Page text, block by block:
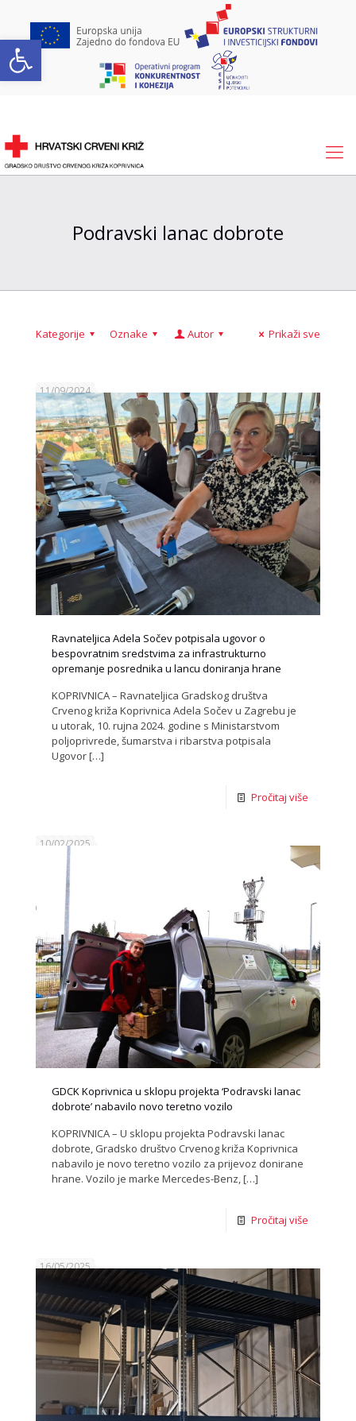
Open toolbar
Podravski lanac dobrote
Kategorije Oznake Autor Prikaži sve
11/09/2024
Ravnateljica Adela Sočev potpisala ugovor o
bespovratnim sredstvima za infrastrukturno
opremanje posrednika u lancu doniranja hrane
KOPRIVNICA – Ravnateljica Gradskog društva
Crvenog križa Koprivnica Adela Sočev u Zagrebu je
u utorak, 10. rujna 2024. godine s Ministarstvom
poljoprivrede, šumarstva i ribarstva potpisala
Ugovor[…]
Pročitaj više
10/02/2025
GDCK Koprivnica u sklopu projekta ‘Podravski lanac
dobrote’ nabavilo novo teretno vozilo
KOPRIVNICA – U sklopu projekta Podravski lanac
dobrote, Gradsko društvo Crvenog križa Koprivnica
nabavilo je novo teretno vozilo za prijevoz donirane
hrane. Vozilo je marke Mercedes-Benz,[…]
Pročitaj više
16/05/2025